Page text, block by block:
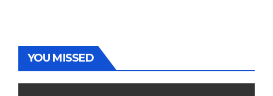
YOU MISSED